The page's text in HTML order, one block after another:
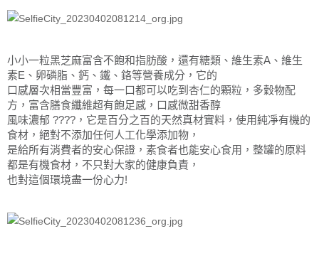
小小一粒黑芝麻富含不飽和指肪酸，還有糖類、維生素A、維生
素E、卵磷脂、鈣、鐵、鉻等營養成分，它的
口感層次相當豐富，每一口都可以吃到杏仁的顆粒，多穀物配
方，富含膳食纖維超有飽足感，口感微甜香醇
風味濃郁 ????，它是百分之百的天然真材實料，使用純凈有機的
食材，絕對不添加任何人工化學添加物，
是給所有消費者的安心保證，素食者也能安心食用，整罐的原料
都是有機食材，不只對大家的健康負責，
也對這個環境盡一份心力!